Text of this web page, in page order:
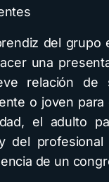
del grupo
una
relación de
o joven para
el adulto
del
de un